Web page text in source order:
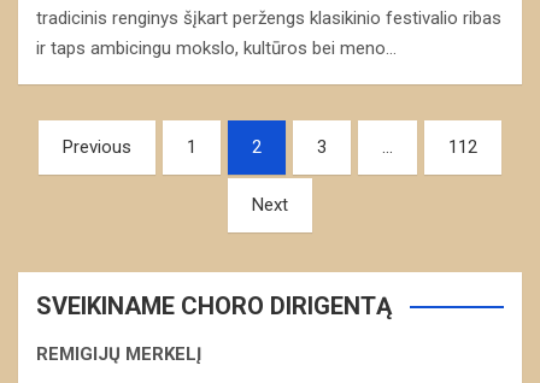
tradicinis renginys šįkart peržengs klasikinio festivalio ribas
ir taps ambicingu mokslo, kultūros bei meno…
Navigacija
tarp
Previous 1 2 3 112
Next
SVEIKINAME CHORO DIRIGENTĄ
REMIGIJŲ MERKELĮ